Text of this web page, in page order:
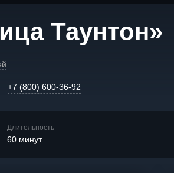
Таунтон»
+7 (800) 600-36-92
Длительность
60 минут